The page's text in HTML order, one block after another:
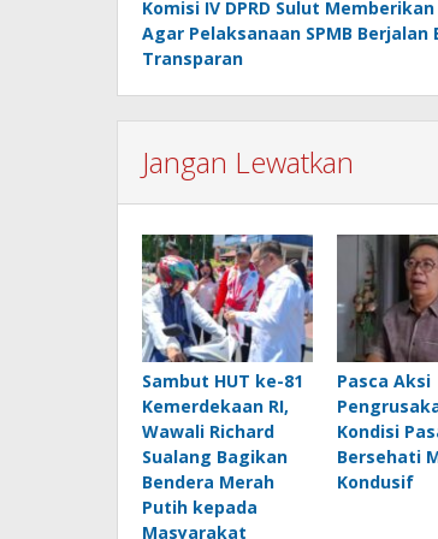
pos
Komisi IV DPRD Sulut
Agar Pelaksanaan SPMB Berjalan
Transparan
Jangan Lewatkan
Sambut HUT ke-81
Kemerdekaan RI,
Wawali Richard
Sualang Bagikan
Bendera Merah
Putih kepada
Masyarakat
Pasca Aksi
Kondisi
Bersehati
Kondusif